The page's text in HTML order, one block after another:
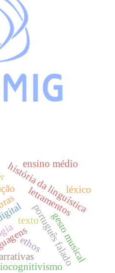
letramentos
história da linguística
português falado
texto
ensino médio
gesto musical
ethos
léxico